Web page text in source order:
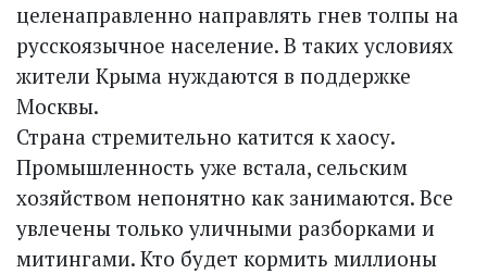
целенаправленно направлять гнев толпы на
русскоязычное население. В таких условиях
жители Крыма нуждаются в поддержке
Москвы.
Страна стремительно катится к хаосу.
Промышленность уже встала, сельским
хозяйством непонятно как занимаются. Все
увлечены только уличными разборками и
митингами. Кто будет кормить миллионы